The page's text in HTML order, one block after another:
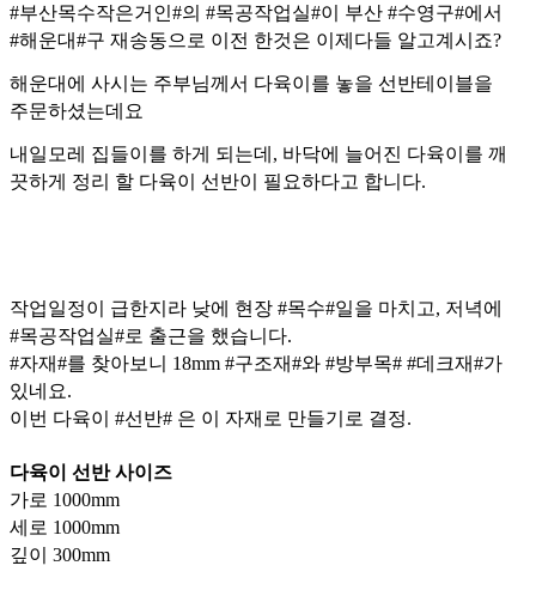
#부산목수작은거인#의 #목공작업실#이 부산 #수영구#에서
#해운대#구 재송동으로 이전 한것은 이제다들 알고계시죠?
해운대에 사시는 주부님께서 다육이를 놓을 선반테이블을
주문하셨는데요
내일모레 집들이를 하게 되는데, 바닥에 늘어진 다육이를 깨
끗하게 정리 할 다육이 선반이 필요하다고 합니다.
작업일정이 급한지라 낮에 현장 #목수#일을 마치고, 저녁에
#목공작업실#로 출근을 했습니다.
#자재#를 찾아보니 18mm #구조재#와 #방부목# #데크재#가
있네요.
이번 다육이 #선반# 은 이 자재로 만들기로 결정.
다육이 선반 사이즈
가로 1000mm
세로 1000mm
깊이 300mm